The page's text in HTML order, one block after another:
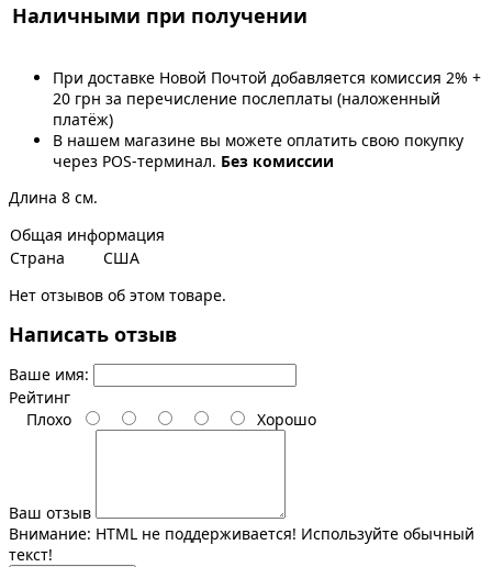
Наличными при получении
При доставке Новой Почтой добавляется комиссия 2% +
20 грн за перечисление послеплаты (наложенный
платёж)
В нашем магазине вы можете оплатить свою покупку
через POS-терминал. Без комиссии
Длина 8 см.
Общая информация
Страна
США
Нет отзывов об этом товаре.
Написать отзыв
Ваше имя:
Рейтинг
Плохо
Хорошо
Ваш отзыв
Внимание: HTML не поддерживается! Используйте обычный
текст!